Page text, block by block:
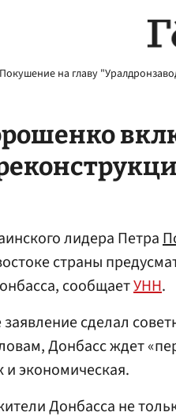
Покушение на главу
лидера Петра
страны
сообщаетУНН.
сделал
Донбасс ждет
и экономическая.
Донбасса не